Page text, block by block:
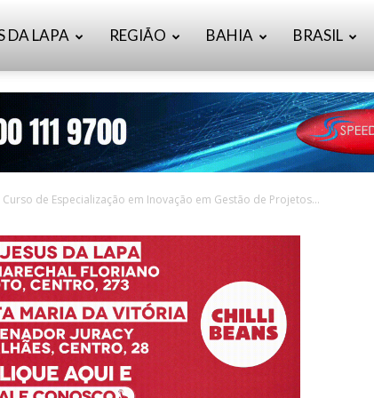
DA LAPA REGIÃO BAHIA BRASIL
de Especialização em Inovação em Gestão de Projetos...